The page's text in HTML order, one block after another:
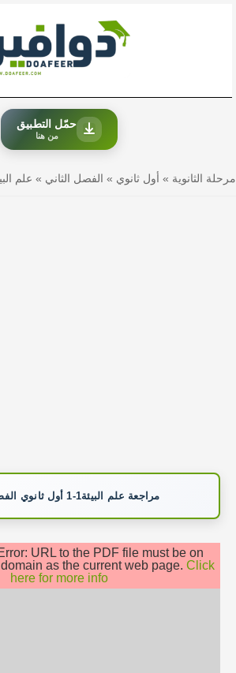
حمّل التطبيق
من هنا
مرحلة الثانوية » أول ثانوي » الفصل الثاني » علم
مراجعة علم البيئة1-1 أول ثانوي الفصل الثاني
URL to the PDF file must be on
as the current web page. Click
here for more info